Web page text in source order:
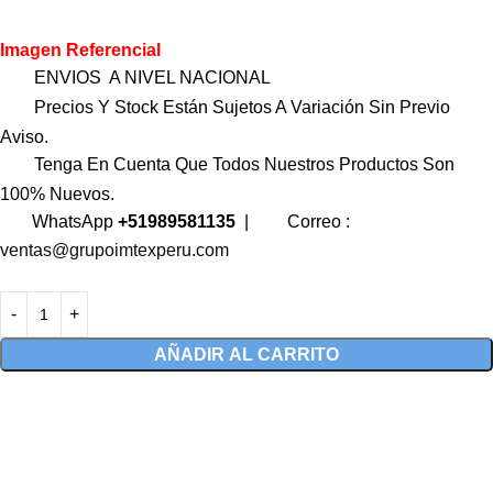
Imagen Referencial
ENVIOS A NIVEL NACIONAL
Precios Y Stock Están Sujetos A Variación Sin Previo
Aviso.
Tenga En Cuenta Que Todos Nuestros Productos Son
100% Nuevos.
WhatsApp +51989581135
Correo :
ventas@grupoimtexperu.com
AÑADIR AL CARRITO